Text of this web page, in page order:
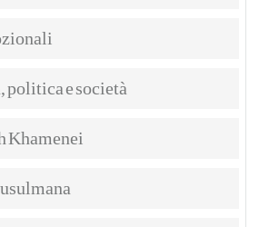
politica e società
Khamenei